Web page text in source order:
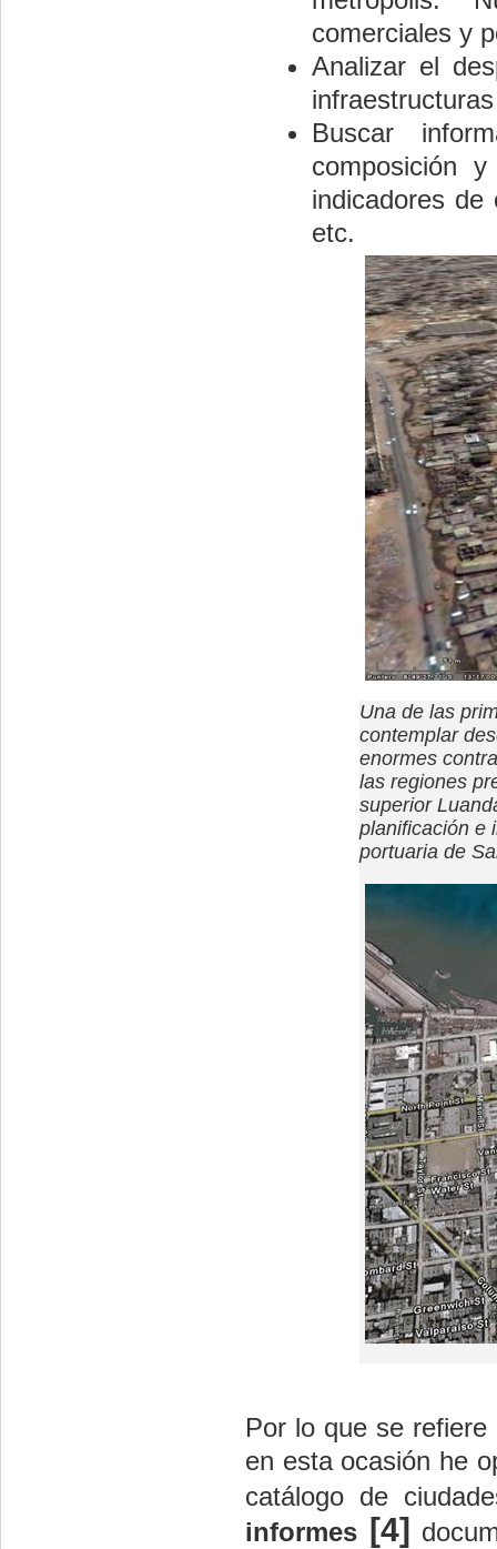
comerciales y
Analizar el
Buscar
composición
indicadores de
etc.
Una de las
contemplar
enormes
las regiones
superior
planificación e
portuaria de
Por lo que se
en esta ocasión he
catálogo de
informes [4]